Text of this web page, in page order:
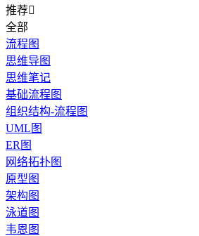
推荐
全部
流程图
思维导图
思维笔记
基础流程图
组织结构-流程图
UML图
ER图
网络拓扑图
原型图
架构图
泳道图
韦恩图